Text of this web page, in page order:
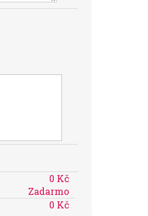
0 Kč
Zadarmo
0 Kč